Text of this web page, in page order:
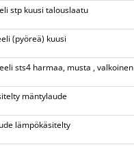
stp kuusi talouslaatu
(pyöreä) kuusi
sts4 harmaa, musta , valkoinen
mäntylaude
lämpökäsitelty